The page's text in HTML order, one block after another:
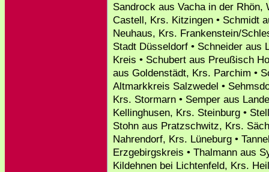
Sandrock aus Vacha in der Rhön,
Castell, Krs. Kitzingen • Schmidt
Neuhaus, Krs. Frankenstein/
Stadt Düsseldorf • Schneider aus
Kreis • Schubert aus Preußisch
aus Goldenstädt, Krs. Parchim •
Altmarkkreis Salzwedel •
Krs. Stormarn • Semper aus
Kellinghusen, Krs. Steinburg •
Stohn aus Pratzschwitz, Krs.
Nahrendorf, Krs. Lüneburg •
Erzgebirgskreis • Thalmann aus
Kildehnen bei Lichtenfeld, Krs.